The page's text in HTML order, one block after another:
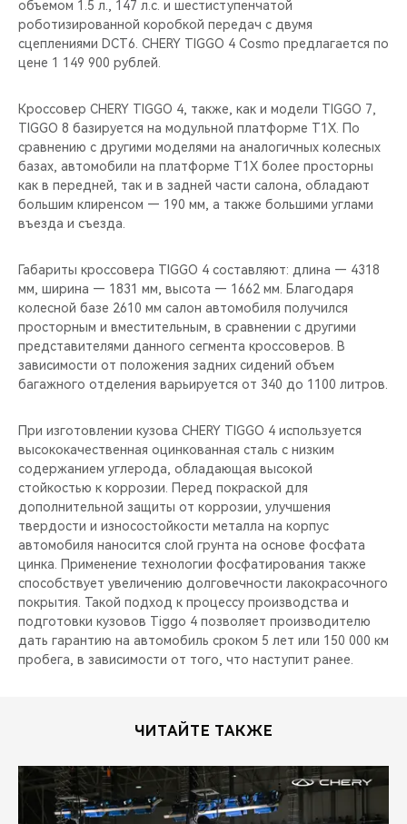
объемом 1.5 л., 147 л.с. и шестиступенчатой
роботизированной коробкой передач с двумя
сцеплениями DCT6. CHERY TIGGO 4 Cosmo предлагается по
цене 1 149 900 рублей.
Кроссовер CHERY TIGGO 4, также, как и модели TIGGO 7,
TIGGO 8 базируется на модульной платформе T1X. По
сравнению с другими моделями на аналогичных колесных
базах, автомобили на платформе T1X более просторны
как в передней, так и в задней части салона, обладают
большим клиренсом — 190 мм, а также большими углами
въезда и съезда.
Габариты кроссовера TIGGO 4 составляют: длина — 4318
мм, ширина — 1831 мм, высота — 1662 мм. Благодаря
колесной базе 2610 мм салон автомобиля получился
просторным и вместительным, в сравнении с другими
представителями данного сегмента кроссоверов. В
зависимости от положения задних сидений объем
багажного отделения варьируется от 340 до 1100 литров.
При изготовлении кузова CHERY TIGGO 4 используется
высококачественная оцинкованная сталь с низким
содержанием углерода, обладающая высокой
стойкостью к коррозии. Перед покраской для
дополнительной защиты от коррозии, улучшения
твердости и износостойкости металла на корпус
автомобиля наносится слой грунта на основе фосфата
цинка. Применение технологии фосфатирования также
способствует увеличению долговечности лакокрасочного
покрытия. Такой подход к процессу производства и
подготовки кузовов Tiggo 4 позволяет производителю
дать гарантию на автомобиль сроком 5 лет или 150 000 км
пробега, в зависимости от того, что наступит ранее.
ЧИТАЙТЕ ТАКЖЕ